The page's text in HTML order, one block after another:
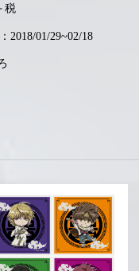
税
2018/01/29~02/18